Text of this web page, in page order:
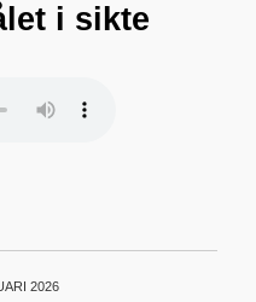
i sikte
2026